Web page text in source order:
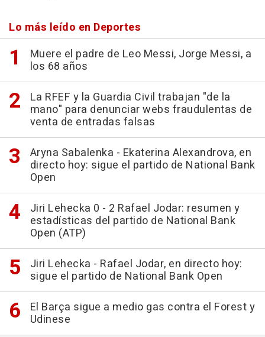
Lo más leído en Deportes
Muere el padre de Leo Messi, Jorge Messi, a
los 68 años
La RFEF y la Guardia Civil trabajan "de la
mano" para denunciar webs fraudulentas de
venta de entradas falsas
Aryna Sabalenka - Ekaterina Alexandrova, en
directo hoy: sigue el partido de National Bank
Open
Jiri Lehecka 0 - 2 Rafael Jodar: resumen y
estadísticas del partido de National Bank
Open (ATP)
Jiri Lehecka - Rafael Jodar, en directo hoy:
sigue el partido de National Bank Open
El Barça sigue a medio gas contra el Forest y
Udinese